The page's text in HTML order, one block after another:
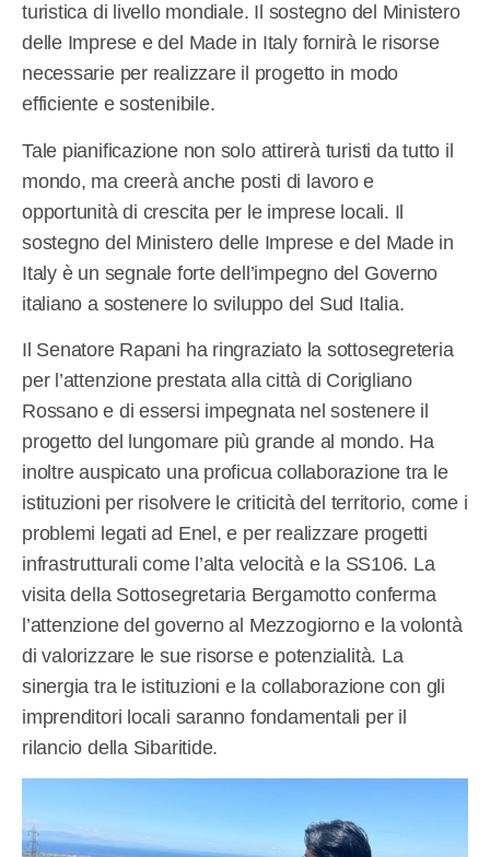
turistica di livello mondiale. Il sostegno del Ministero
delle Imprese e del Made in Italy fornirà le risorse
necessarie per realizzare il progetto in modo
efficiente e sostenibile.
Tale pianificazione non solo attirerà turisti da tutto il
mondo, ma creerà anche posti di lavoro e
opportunità di crescita per le imprese locali. Il
sostegno del Ministero delle Imprese e del Made in
Italy è un segnale forte dell’impegno del Governo
italiano a sostenere lo sviluppo del Sud Italia.
Il Senatore Rapani ha ringraziato la sottosegreteria
per l’attenzione prestata alla città di Corigliano
Rossano e di essersi impegnata nel sostenere il
progetto del lungomare più grande al mondo. Ha
inoltre auspicato una proficua collaborazione tra le
istituzioni per risolvere le criticità del territorio, come i
problemi legati ad Enel, e per realizzare progetti
infrastrutturali come l’alta velocità e la SS106. La
visita della Sottosegretaria Bergamotto conferma
l’attenzione del governo al Mezzogiorno e la volontà
di valorizzare le sue risorse e potenzialità. La
sinergia tra le istituzioni e la collaborazione con gli
imprenditori locali saranno fondamentali per il
rilancio della Sibaritide.